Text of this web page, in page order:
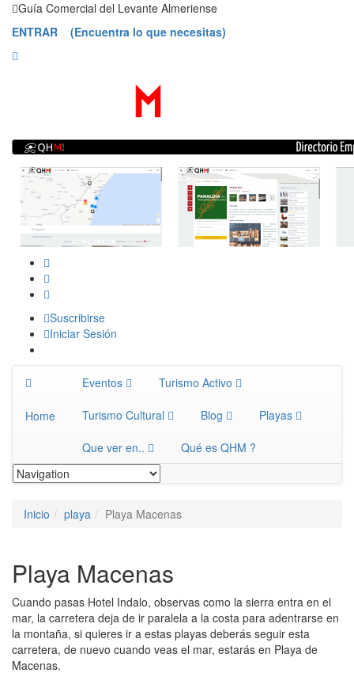
SaltarGuía Comercial del Levante Almeriense
ENTRAR (Encuentra lo que necesitas)
Suscribirse
Iniciar Sesión
Home
Eventos Turismo Activo
Turismo Cultural Blog Playas
Que ver en.. Qué es QHM ?
Inicio playa Playa Macenas
Playa Macenas
Cuando pasas Hotel Indalo, observas como la sierra entra en el
mar, la carretera deja de ir paralela a la costa para adentrarse en
la montaña, si quieres ir a estas playas deberás seguir esta
carretera, de nuevo cuando veas el mar, estarás en Playa de
Macenas.